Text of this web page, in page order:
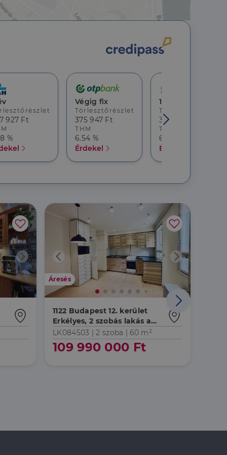
927 Ft
%
Végig fix
Törlesztőrészlet
375 947 Ft
THM
6.54 %
Érdekel
10 év
Törlesztőrészlet
369 482 Ft
THM
6.68 %
Érdekel
Áresés
1122 Budapest 12. kerület
Erkélyes, 2 szobás lakás a
Kissvábhegyen Eladó
LK084503 |2 szoba | 60 m²
109 990 000 Ft
való
látogatói cookie-
a Cookie-
a weboldal
- amely jelentős
Ez a
minden
hogy a
amelyet a
például valós
hogy a
amelyet a
hogy a tárolt